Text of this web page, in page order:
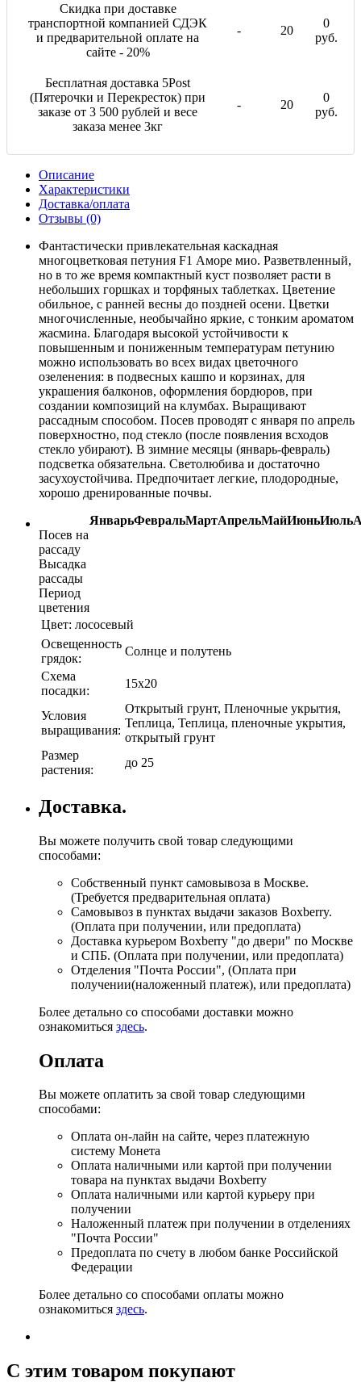
Скидка при доставке
транспортной компанией СДЭК
и предварительной оплате на
сайте - 20%
- 20
0
руб.
Бесплатная доставка 5Post
(Пятерочки и Перекресток) при
заказе от 3 500 рублей и весе
заказа менее 3кг
- 20
0
руб.
Описание
Характеристики
Доставка/оплата
Отзывы (0)
Фантастически привлекательная каскадная
многоцветковая петуния F1 Аморе мио. Разветвленный,
но в то же время компактный куст позволяет расти в
небольших горшках и торфяных таблетках. Цветение
обильное, с ранней весны до поздней осени. Цветки
многочисленные, необычайно яркие, с тонким ароматом
жасмина. Благодаря высокой устойчивости к
повышенным и пониженным температурам петунию
можно использовать во всех видах цветочного
озеленения: в подвесных кашпо и корзинах, для
украшения балконов, оформления бордюров, при
создании композиций на клумбах. Выращивают
рассадным способом. Посев проводят с января по апрель
поверхностно, под стекло (после появления всходов
стекло убирают). В зимние месяцы (январь-февраль)
подсветка обязательна. Светолюбива и достаточно
засухоустойчива. Предпочитает легкие, плодородные,
хорошо дренированные почвы.
ЯнварьФевральМартАпрельМайИюньИюль
Посев на
рассаду
Высадка
рассады
Период
цветения
Цвет: лососевый
Освещенность
грядок:
Солнце и полутень
Схема
посадки:
15х20
Условия
выращивания:
Открытый грунт, Пленочные укрытия,
Теплица, Теплица, пленочные укрытия,
открытый грунт
Размер
растения:
до 25
Доставка.
Вы можете получить свой товар следующими
способами:
Собственный пункт самовывоза в Москве.
(Требуется предварительная оплата)
Самовывоз в пунктах выдачи заказов Boxberry.
(Оплата при получении, или предоплата)
Доставка курьером Boxberry "до двери" по Москве
и СПБ. (Оплата при получении, или предоплата)
Отделения "Почта России", (Оплата при
получении(наложенный платеж), или предоплата)
Более детально со способами доставки можно
ознакомиться здесь.
Оплата
Вы можете оплатить за свой товар следующими
способами:
Оплата он-лайн на сайте, через платежную
систему Монета
Оплата наличными или картой при получении
товара на пунктах выдачи Boxberry
Оплата наличными или картой курьеру при
получении
Наложенный платеж при получении в отделениях
"Почта России"
Предоплата по счету в любом банке Российской
Федерации
Более детально со способами оплаты можно
ознакомиться здесь.
C этим товаром покупают